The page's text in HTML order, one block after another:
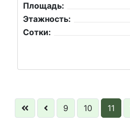
Площадь:
Этажность:
Сотки:
9 10 11